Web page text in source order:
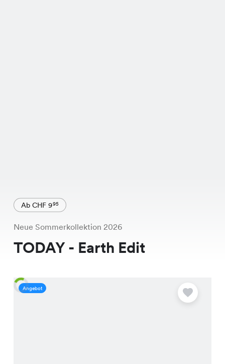
Ab CHF 995
Neue Sommerkollektion 2026
TODAY - Earth Edit
Angebot